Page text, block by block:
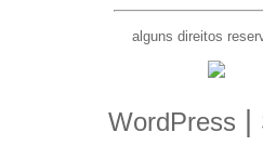
alguns direitos
WordPress